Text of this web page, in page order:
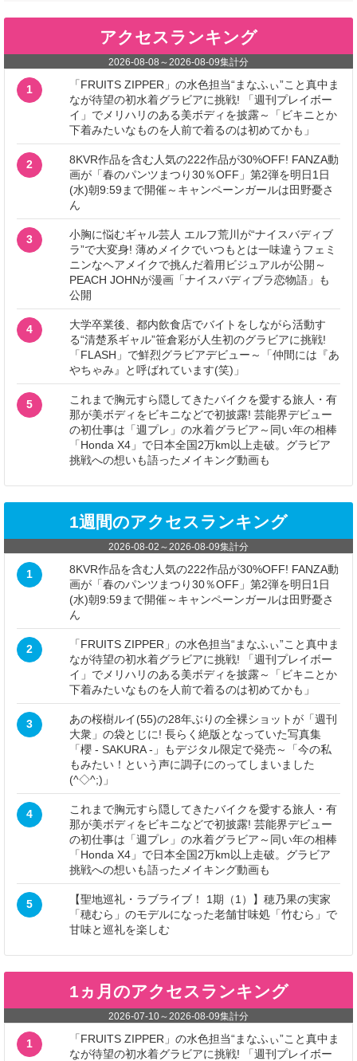
アクセスランキング
2026-08-08 ～2026-08-09集計分
1
「FRUITS ZIPPER」の水色担当“まなふぃ”こと真中ま
なが待望の初水着グラビアに挑戦! 「週刊プレイボー
イ」でメリハリのある美ボディを披露～「ビキニとか
下着みたいなものを人前で着るのは初めてかも」
2
8KVR作品を含む人気の222作品が30%OFF! FANZA動
画が「春のパンツまつり30％OFF」第2弾を明日1日
(水)朝9:59まで開催～キャンペーンガールは田野憂さ
ん
3
小胸に悩むギャル芸人 エルフ荒川が“ナイスバディブ
ラ”で大変身! 薄めメイクでいつもとは一味違うフェミ
ニンなヘアメイクで挑んだ着用ビジュアルが公開～
PEACH JOHNが漫画「ナイスバディブラ恋物語」も
公開
4
大学卒業後、都内飲食店でバイトをしながら活動す
る“清楚系ギャル”笹倉彩が人生初のグラビアに挑戦!
「FLASH」で鮮烈グラビアデビュー～「仲間には『あ
やちゃみ』と呼ばれています(笑)」
5
これまで胸元すら隠してきたバイクを愛する旅人・有
那が美ボディをビキニなどで初披露! 芸能界デビュー
の初仕事は「週プレ」の水着グラビア～同い年の相棒
「Honda X4」で日本全国2万km以上走破。グラビア
挑戦への想いも語ったメイキング動画も
1週間のアクセスランキング
2026-08-02 ～2026-08-09集計分
1
8KVR作品を含む人気の222作品が30%OFF! FANZA動
画が「春のパンツまつり30％OFF」第2弾を明日1日
(水)朝9:59まで開催～キャンペーンガールは田野憂さ
ん
2
「FRUITS ZIPPER」の水色担当“まなふぃ”こと真中ま
なが待望の初水着グラビアに挑戦! 「週刊プレイボー
イ」でメリハリのある美ボディを披露～「ビキニとか
下着みたいなものを人前で着るのは初めてかも」
3
あの桜樹ルイ(55)の28年ぶりの全裸ショットが「週刊
大衆」の袋とじに! 長らく絶版となっていた写真集
「櫻 - SAKURA -」もデジタル限定で発売～「今の私
もみたい！という声に調子にのってしまいました
(^◇^;)」
4
これまで胸元すら隠してきたバイクを愛する旅人・有
那が美ボディをビキニなどで初披露! 芸能界デビュー
の初仕事は「週プレ」の水着グラビア～同い年の相棒
「Honda X4」で日本全国2万km以上走破。グラビア
挑戦への想いも語ったメイキング動画も
5
【聖地巡礼・ラブライブ！ 1期（1）】穂乃果の実家
「穂むら」のモデルになった老舗甘味処「竹むら」で
甘味と巡礼を楽しむ
1ヵ月のアクセスランキング
2026-07-10～2026-08-09集計分
1
「FRUITS ZIPPER」の水色担当“まなふぃ”こと真中ま
なが待望の初水着グラビアに挑戦! 「週刊プレイボー